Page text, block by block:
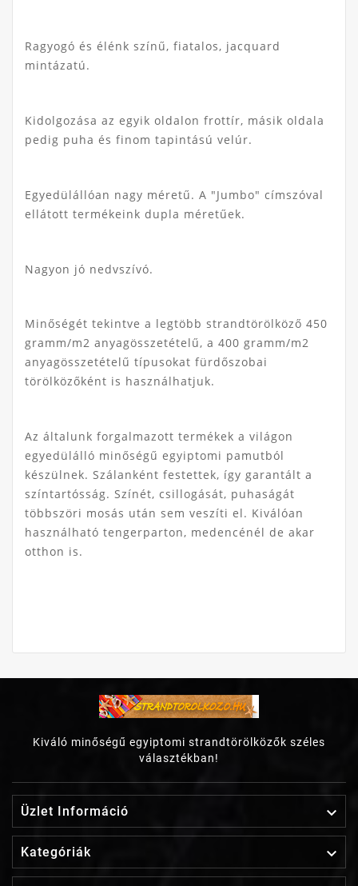
Ragyogó és élénk színű, fiatalos, jacquard
mintázatú.
Kidolgozása az egyik oldalon frottír, másik oldala
pedig puha és finom tapintású velúr.
Egyedülállóan nagy méretű. A "Jumbo" címszóval
ellátott termékeink dupla méretűek.
Nagyon jó nedvszívó.
Minőségét tekintve a legtöbb strandtörölköző 450
gramm/m2 anyagösszetételű, a 400 gramm/m2
anyagösszetételű típusokat fürdőszobai
törölközőként is használhatjuk.
Az általunk forgalmazott termékek a világon
egyedülálló minőségű egyiptomi pamutból
készülnek. Szálanként festettek, így garantált a
színtartósság. Színét, csillogását, puhaságát
többszöri mosás után sem veszíti el. Kiválóan
használható tengerparton, medencénél de akar
otthon is.
Kiváló minőségű egyiptomi strandtörölközők széles
választékban!
Üzlet Információ 
Kategóriák 